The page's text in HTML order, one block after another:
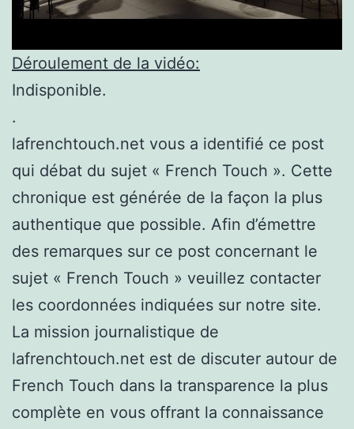
Déroulement de la vidéo:
Indisponible.
.
lafrenchtouch.net vous a identifié ce post
qui débat du sujet « French Touch ». Cette
chronique est générée de la façon la plus
authentique que possible. Afin d’émettre
des remarques sur ce post concernant le
sujet « French Touch » veuillez contacter
les coordonnées indiquées sur notre site.
La mission journalistique de
lafrenchtouch.net est de discuter autour de
French Touch dans la transparence la plus
complète en vous offrant la connaissance